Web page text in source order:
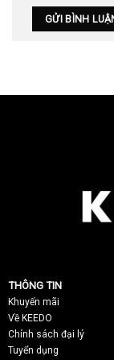
THÔNG TIN
Khuyến mãi
Về KEEDO
Chính sách đại lý
Tuyển dụng